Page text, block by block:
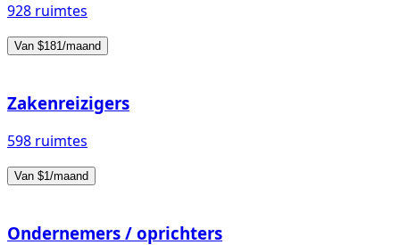
928 ruimtes
Van $181/maand
Zakenreizigers
598 ruimtes
Van $1/maand
Ondernemers / oprichters